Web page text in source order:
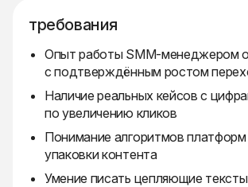
требования
Опыт работы SMM-менеджером
с подтверждённым ростом
Наличие реальных кейсов с
по увеличению кликов
Понимание алгоритмов
упаковки контента
Умение писать цепляющие тексты